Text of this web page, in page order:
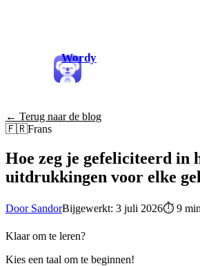
Wordy
← Terug naar de blog
🇫🇷Frans
Hoe zeg je gefeliciteerd in
uitdrukkingen voor elke
Door SandorBijgewerkt: 3 juli 2026⏱ 9
Klaar om te leren?
Kies een taal om te beginnen!